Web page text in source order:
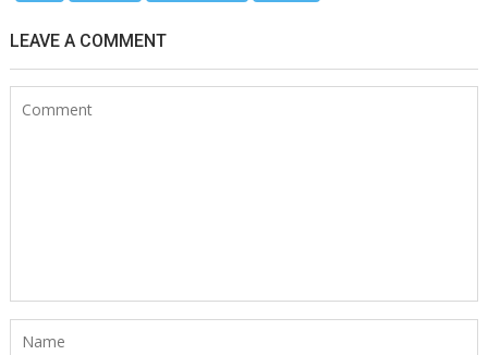
LEAVE A COMMENT